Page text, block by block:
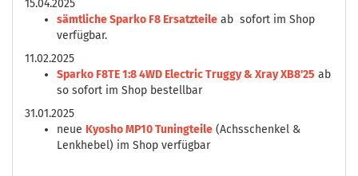
15.04.2025
sämtliche Sparko F8 Ersatzteile ab sofort im Shop
verfügbar.
11.02.2025
Sparko F8TE 1:8 4WD Electric Truggy & Xray XB8'25 ab
so sofort im Shop bestellbar
31.01.2025
neue Kyosho MP10 Tuningteile (Achsschenkel &
Lenkhebel) im Shop verfügbar